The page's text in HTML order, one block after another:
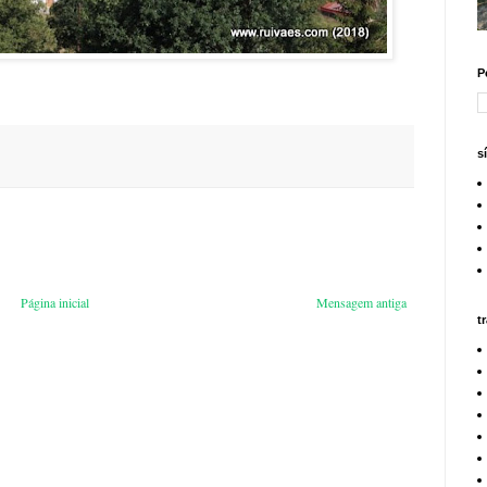
Mensagem antiga
Página inicial